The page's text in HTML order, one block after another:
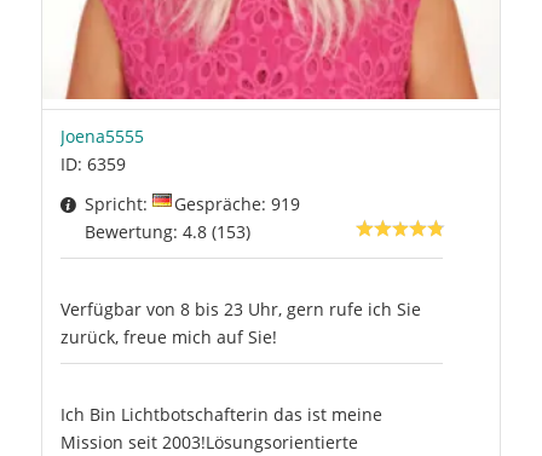
Joena5555
ID: 6359
Spricht:
Gespräche: 919
Bewertung: 4.8 (153)
Verfügbar von 8 bis 23 Uhr, gern rufe ich Sie
zurück, freue mich auf Sie!
Ich Bin Lichtbotschafterin das ist meine
Mission seit 2003!Lösungsorientierte